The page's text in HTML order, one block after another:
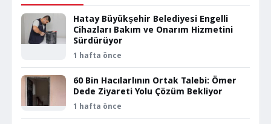
Hatay Büyükşehir Belediyesi Engelli
Cihazları Bakım ve Onarım Hizmetini
Sürdürüyor
1 hafta önce
60 Bin Hacılarlının Ortak Talebi: Ömer
Dede Ziyareti Yolu Çözüm Bekliyor
1 hafta önce